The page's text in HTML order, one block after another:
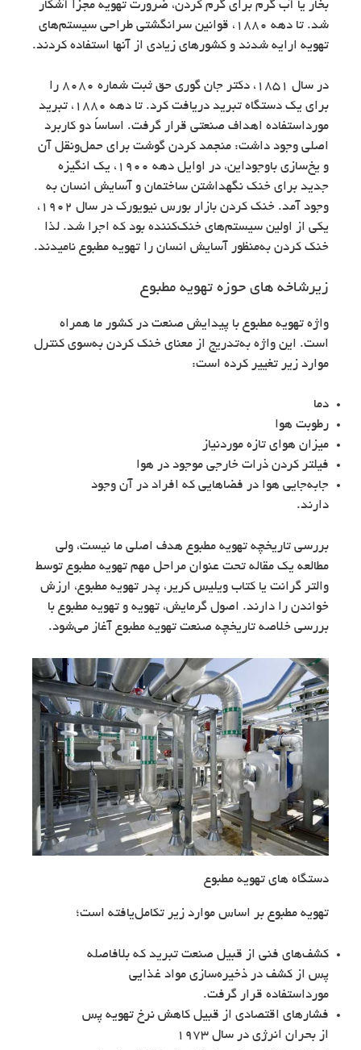
بخار یا آب گرم برای گرم کردن، ضرورت تهویه مجزا آشکار
شد. تا دهه ۱۸۸۰، قوانین سرانگشتی طراحی سیستم‌های
تهویه ارایه شدند و کشورهای زیادی از آنها استفاده کردند.
در سال ۱۸۵۱، دکتر جان گوری حق ثبت شماره ۸۰۸۰ را
برای یک دستگاه تبريد دریافت کرد. تا دهه ۱۸۸۰، تبرید
مورداستفاده اهداف صنعتی قرار گرفت. اساساً دو کاربرد
اصلی وجود داشت: منجمد کردن گوشت برای حمل‌ونقل آن
و یخ‌سازی باوجوداین، در اوایل دهه ۱۹۰۰، یک انگیزه
جدید برای خنک نگهداشتن ساختمان و آسایش انسان به
وجود آمد. خنک کردن بازار بورس نیویورک در سال ۱۹۰۲،
یکی از اولین سیستم‌های خنک‌کننده بود که اجرا شد. لذا
خنک کردن به‌منظور آسایش انسان را تهویه مطبوع نامیدند.
زیرشاخه های حوزه تهویه مطبوع
واژه تهویه مطبوع با پیدایش صنعت در کشور ما همراه
است. این واژه به‌تدریج از معنای خنک کردن به‌سوی کنترل
موارد زیر تغییر کرده است:
دما
رطوبت هوا
میزان هوای تازه موردنیاز
فیلتر کردن ذرات خارجی موجود در هوا
جابه‌جایی هوا در فضاهایی که افراد در آن وجود
دارند.
بررسی تاریخچه تهویه مطبوع هدف اصلی ما نیست، ولی
مطالعه یک مقاله تحت عنوان مراحل مهم تهویه مطبوع توسط
والتر گرانت یا کتاب ویلیس کریر، پدر تهویه مطبوع، ارزش
خواندن را دارند. اصول گرمایش، تهویه و تهویه مطبوع با
بررسی خلاصه تاریخچه صنعت تهویه مطبوع آغاز می‌شود.
دستگاه های تهویه مطبوع
تهویه مطبوع بر اساس موارد زیر تکامل‌یافته است؛
کشف‌های فنی از قبیل صنعت تبرید که بلافاصله
پس از کشف در ذخیره‌سازی مواد غذایی
مورداستفاده قرار گرفت.
فشارهای اقتصادی از قبیل کاهش نرخ تهویه پس
از بحران انرژی در سال ۱۹۷۳